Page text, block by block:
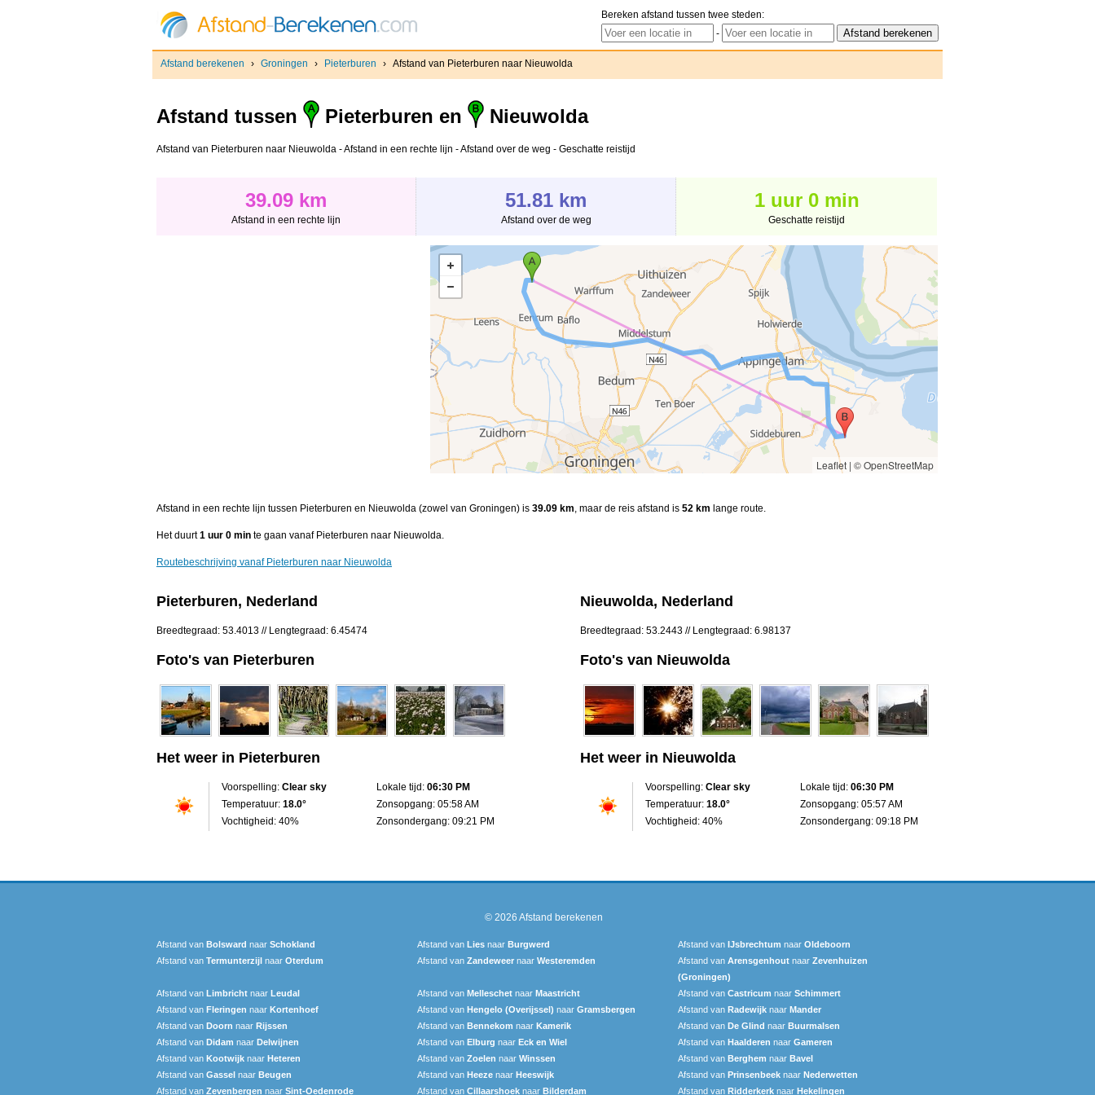
Bereken afstand tussen twee steden:
-
Afstand berekenen › Groningen › Pieterburen › Afstand van Pieterburen naar Nieuwolda
Afstand tussen Pieterburen en Nieuwolda
Afstand van Pieterburen naar Nieuwolda - Afstand in een rechte lijn - Afstand over de weg - Geschatte reistijd
39.09 km
Afstand in een rechte lijn
51.81 km
Afstand over de weg
1 uur 0 min
Geschatte reistijd
Leaflet | © OpenStreetMap
Afstand in een rechte lijn tussen Pieterburen en Nieuwolda (zowel van Groningen) is 39.09 km, maar de reis afstand is 52 km lange route.
Het duurt1 uur 0 min te gaan vanaf Pieterburen naar Nieuwolda.
Routebeschrijving vanaf Pieterburen naar Nieuwolda
Pieterburen, Nederland
Breedtegraad: 53.4013 // Lengtegraad: 6.45474
Foto's van Pieterburen
Het weer in Pieterburen
Voorspelling: Clear sky
Temperatuur: 18.0°
Vochtigheid: 40%
Lokale tijd: 06:30 PM
Zonsopgang: 05:58 AM
Zonsondergang: 09:21 PM
Nieuwolda, Nederland
Breedtegraad: 53.2443 // Lengtegraad: 6.98137
Foto's van Nieuwolda
Het weer in Nieuwolda
Voorspelling: Clear sky
Temperatuur: 18.0°
Vochtigheid: 40%
Lokale tijd: 06:30 PM
Zonsopgang: 05:57 AM
Zonsondergang: 09:18 PM
© 2026 Afstand berekenen
Afstand van Bolsward‎ naar Schokland Afstand van Lies naar Burgwerd Afstand van IJsbrechtum naar Oldeboorn
Afstand van Termunterzijl naar Oterdum Afstand van Zandeweer naar Westeremden Afstand van Arensgenhout naar Zevenhuizen
(Groningen)
Afstand van Limbricht naar Leudal‎ Afstand van Melleschet naar Maastricht Afstand van Castricum naar Schimmert
Afstand van Fleringen naar Kortenhoef Afstand van Hengelo (Overijssel) naar Gramsbergen Afstand van Radewijk naar Mander
Afstand van Doorn naar Rijssen Afstand van Bennekom naar Kamerik Afstand van De Glind naar Buurmalsen
Afstand van Didam naar Delwijnen Afstand van Elburg naar Eck en Wiel Afstand van Haalderen naar Gameren
Afstand van Kootwijk naar Heteren Afstand van Zoelen naar Winssen Afstand van Berghem naar Bavel
Afstand van Gassel naar Beugen Afstand van Heeze naar Heeswijk Afstand van Prinsenbeek naar Nederwetten
Afstand van Zevenbergen naar Sint-Oedenrode Afstand van Cillaarshoek naar Bilderdam Afstand van Ridderkerk naar Hekelingen